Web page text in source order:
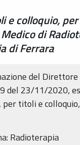
e colloquio,
di
di Ferrara
del Direttore
del 23/11/2020,
titoli e
Radioterapia